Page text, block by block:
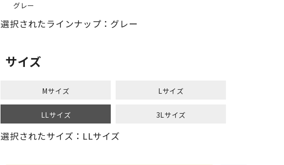
グレー
選択されたラインナップ：グレー
サイズ
Mサイズ Lサイズ
LLサイズ 3Lサイズ
選択されたサイズ：LLサイズ